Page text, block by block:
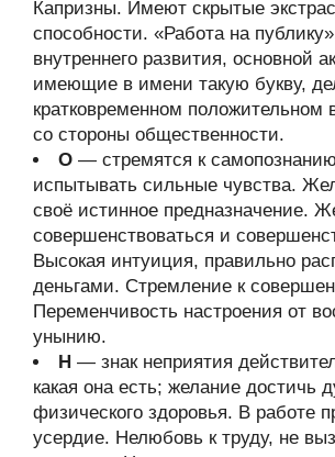
Капризны. Имеют скрытые
способности. «Работа на
внутреннего развития, основной
имеющие в имени такую букву,
кратковременном положительном
со стороны общественности.
О — стремятся к
испытывать сильные чувства.
своё истинное предназначение.
совершенствоваться и
Высокая интуиция, правильно
деньгами. Стремление к
Переменчивость настроения от
унынию.
Н — знак неприятия
какая она есть; желание достичь
физического здоровья. В работе
усердие. Нелюбовь к труду, не